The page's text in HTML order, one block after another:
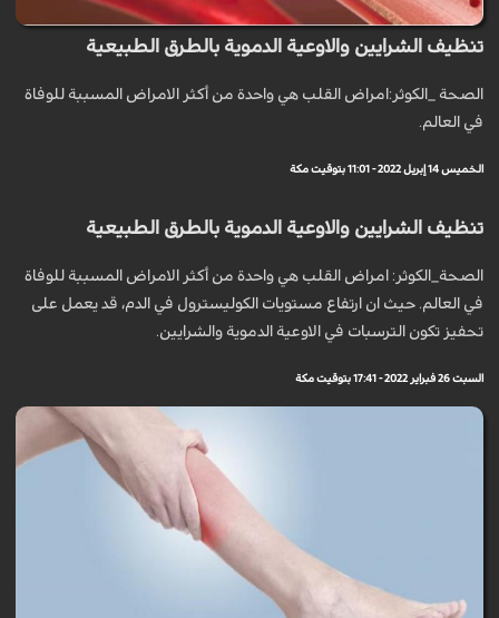
تنظيف الشرايين والاوعية الدموية بالطرق الطبيعية
الصحة _الكوثر:امراض القلب هي واحدة من أكثر الامراض المسببة للوفاة
في العالم.
الخميس 14 إبريل 2022 - 11:01 بتوقيت مكة
تنظيف الشرايين والاوعية الدموية بالطرق الطبيعية
الصحة_الكوثر: امراض القلب هي واحدة من أكثر الامراض المسببة للوفاة
في العالم. حيث ان ارتفاع مستويات الكوليسترول في الدم، قد يعمل على
تحفيز تكون الترسبات في الاوعية الدموية والشرايين.
السبت 26 فبراير 2022 - 17:41 بتوقيت مكة